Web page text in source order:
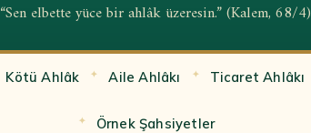
“Sen elbette yüce bir ahlâk üzeresin.” (Kalem, 68/4)
Kötü Ahlâk Aile Ahlâkı Ticaret Ahlâkı
Örnek Şahsiyetler